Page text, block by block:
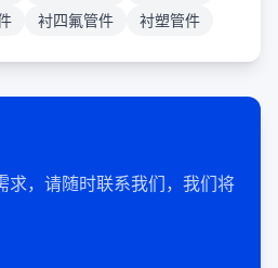
衬四氟管件 衬塑管件
求，请随时联系我们，我们将